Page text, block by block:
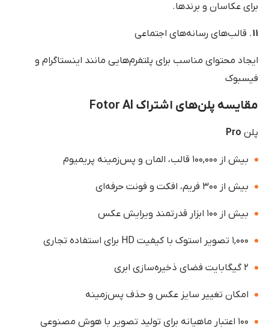
برای عکاسان و برندها.
۱۱. قالب‌های رسانه‌های اجتماعی
ایجاد محتوای مناسب برای پلتفرم‌هایی مانند اینستاگرام و
فیسبوک
مقایسه پلن‌های اشتراک Fotor AI
پلن Pro
بیش از ۱۰۰,۰۰۰ قالب، المان و پس‌زمینه پریمیوم
بیش از ۳۰۰ فریم، افکت و فونت حرفه‌ای
بیش از ۱۰۰ ابزار قدرتمند ویرایش عکس
۱,۰۰۰ تصویر استوک با کیفیت HD برای استفاده تجاری
۲ گیگابایت فضای ذخیره‌سازی ابری
امکان تغییر سایز عکس و حذف پس‌زمینه
۱۰۰ اعتبار ماهیانه برای تولید تصویر با هوش مصنوعی